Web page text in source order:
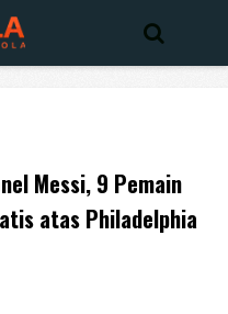
Messi, 9 Pemain
atas Philadelphia